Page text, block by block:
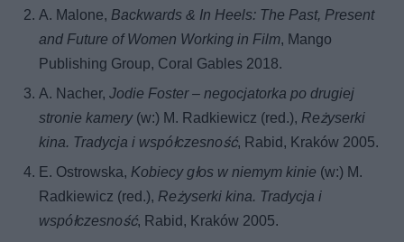
A. Malone,Backwards & In Heels: The Past, Present
and Future of Women Working in Film, Mango
Publishing Group, Coral Gables 2018.
A. Nacher,Jodie Foster – negocjatorka po drugiej
stronie kamery(w:) M. Radkiewicz (red.),Reżyserki
kina. Tradycja i współczesność, Rabid, Kraków 2005.
E. Ostrowska,Kobiecy głos w niemym kinie (w:) M.
Radkiewicz (red.),Reżyserki kina. Tradycja i
współczesność, Rabid, Kraków 2005.